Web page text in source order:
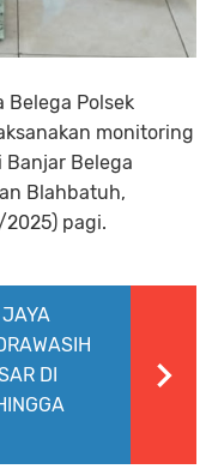
Belega Polsek
monitoring
Belega
Blahbatuh,
2025) pagi.
JAYA
DI